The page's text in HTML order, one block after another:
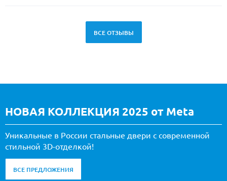
ВСЕ ОТЗЫВЫ
НОВАЯ КОЛЛЕКЦИЯ 2025 от Meta
Уникальные в России стальные двери с современной
стильной 3D-отделкой!
ВСЕ ПРЕДЛОЖЕНИЯ